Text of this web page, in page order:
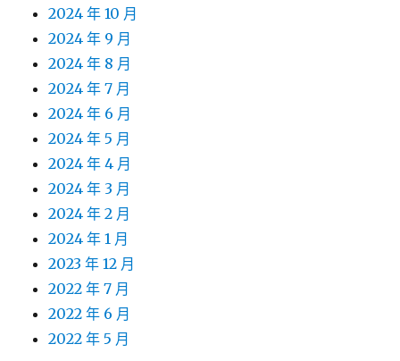
2024 年 10 月
2024 年 9 月
2024 年 8 月
2024 年 7 月
2024 年 6 月
2024 年 5 月
2024 年 4 月
2024 年 3 月
2024 年 2 月
2024 年 1 月
2023 年 12 月
2022 年 7 月
2022 年 6 月
2022 年 5 月